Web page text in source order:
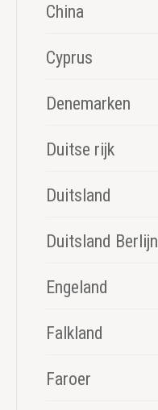
China
Cyprus
Denemarken
Duitse rijk
Duitsland
Duitsland Berlijn
Engeland
Falkland
Faroer